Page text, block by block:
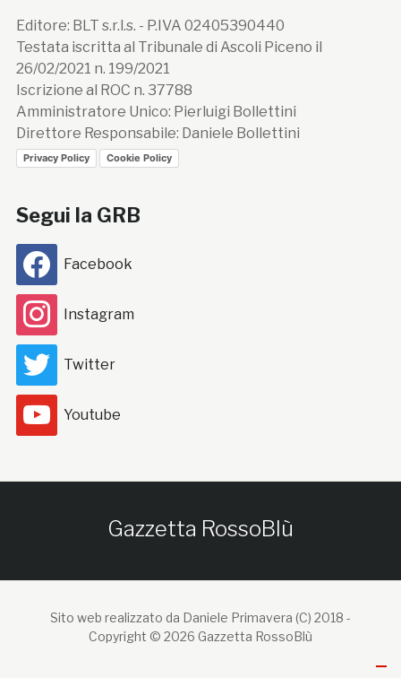
Editore: BLT s.r.l.s. - P.IVA 02405390440
Testata iscritta al Tribunale di Ascoli Piceno il
26/02/2021 n. 199/2021
Iscrizione al ROC n. 37788
Amministratore Unico: Pierluigi Bollettini
Direttore Responsabile: Daniele Bollettini
Privacy Policy Cookie Policy
Segui la GRB
Facebook
Instagram
Twitter
Youtube
Gazzetta RossoBlù
Sito web realizzato da Daniele Primavera (C) 2018 -
Copyright © 2026 Gazzetta RossoBlù